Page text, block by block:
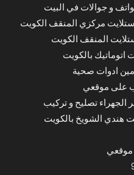
و جوالات في البيت
مركزي المنقف الكويت
المنقف الكويت
بالكويت
ادوات صحية
على موقعي
الجهراء تصليح و تركيب
هندي الشويخ بالكويت
موقعي